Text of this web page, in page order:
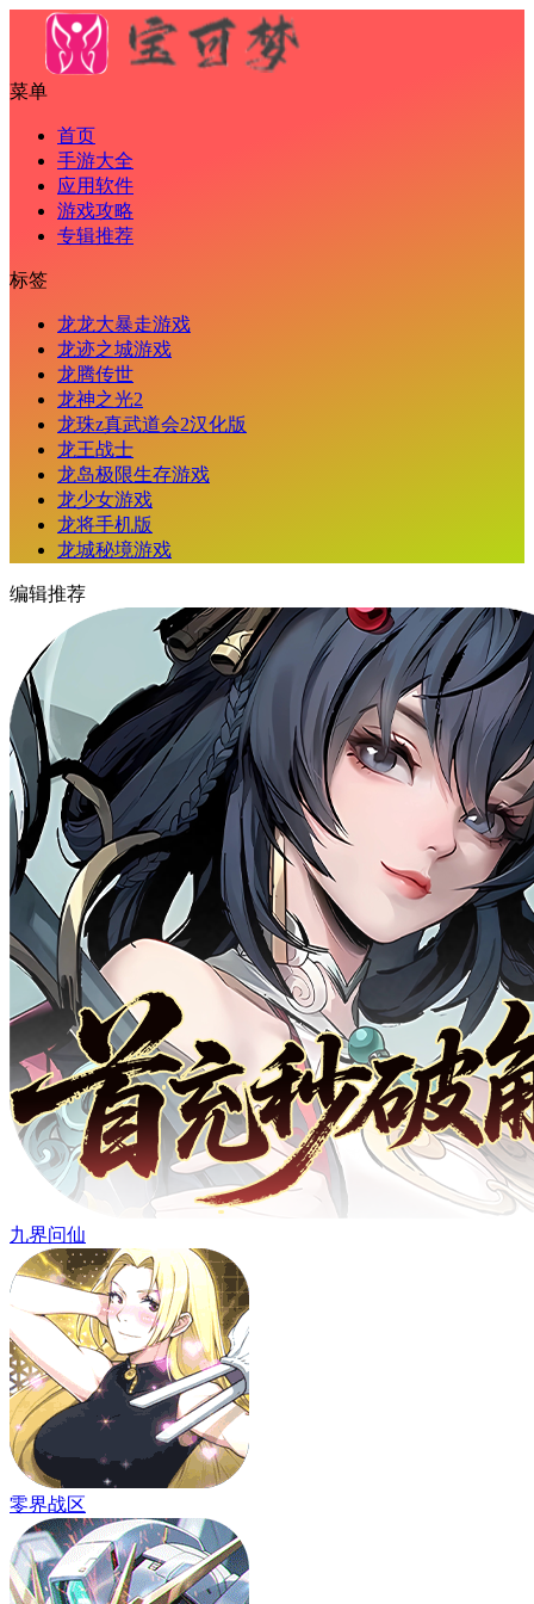
菜单
首页
手游大全
应用软件
游戏攻略
专辑推荐
标签
龙龙大暴走游戏
龙迹之城游戏
龙腾传世
龙神之光2
龙珠z真武道会2汉化版
龙王战士
龙岛极限生存游戏
龙少女游戏
龙将手机版
龙城秘境游戏
编辑推荐
九界问仙
零界战区